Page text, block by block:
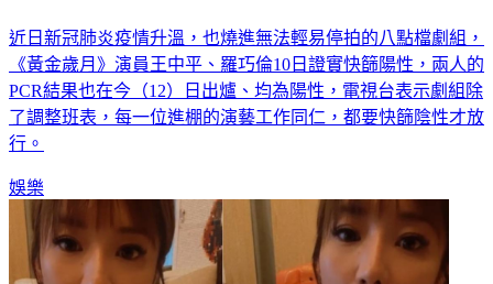
近日新冠肺炎疫情升溫，也燒進無法輕易停拍的八點檔劇組，
《黃金歲月》演員王中平、羅巧倫10日證實快篩陽性，兩人的
PCR結果也在今（12）日出爐、均為陽性，電視台表示劇組除
了調整班表，每一位進棚的演藝工作同仁，都要快篩陰性才放
行。
娛樂